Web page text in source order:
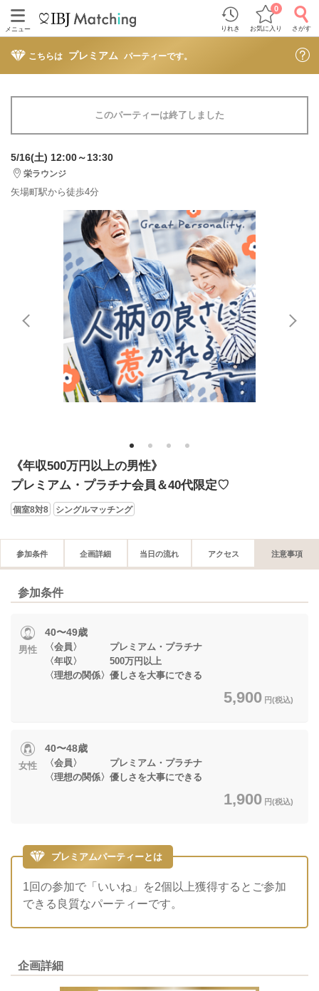
メニュー りれき お気に入り
0
さがす
こちらは プレミアム パーティーです。
このパーティーは終了しました
5/16(土) 12:00～13:30
栄ラウンジ
矢場町駅から徒歩4分
1 2 3 4
《年収500万円以上の男性》
プレミアム・プラチナ会員＆40代限定♡
個室8対8 シングルマッチング
参加条件 企画詳細 当日の流れ アクセス 注意事項
参加条件
男性
40〜49歳
〈会員〉 プレミアム・プラチナ
〈年収〉 500万円以上
〈理想の関係〉優しさを大事にできる
5,900 円(税込)
女性
40〜48歳
〈会員〉 プレミアム・プラチナ
〈理想の関係〉優しさを大事にできる
1,900 円(税込)
プレミアムパーティーとは
1回の参加で「いいね」を2個以上獲得するとご参加
できる良質なパーティーです。
企画詳細